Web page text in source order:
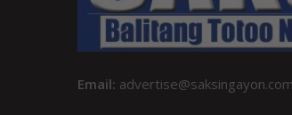
Email: advertise@saksingayon.com